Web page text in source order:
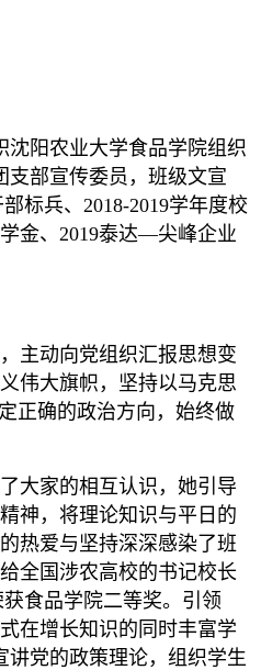
沈阳农业大学食品学院组织
支部宣传委员，班级文宣
标兵、2018-2019学年度校
金、2019泰达—尖峰企业
主动向党组织汇报思想变
伟大旗帜，坚持以马克思
正确的政治方向，始终做
大家的相互认识，她引导
神，将理论知识与平日的
热爱与坚持深深感染了班
全国涉农高校的书记校长
食品学院二等奖。引领
在增长知识的同时丰富学
讲党的政策理论，组织学生